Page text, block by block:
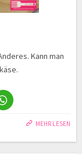
Kann man
MEHR LESEN